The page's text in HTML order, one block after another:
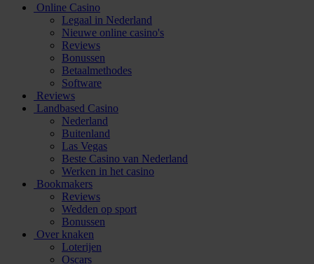
Online Casino
Legaal in Nederland
Nieuwe online casino's
Reviews
Bonussen
Betaalmethodes
Software
Reviews
Landbased Casino
Nederland
Buitenland
Las Vegas
Beste Casino van Nederland
Werken in het casino
Bookmakers
Reviews
Wedden op sport
Bonussen
Over knaken
Loterijen
Oscars